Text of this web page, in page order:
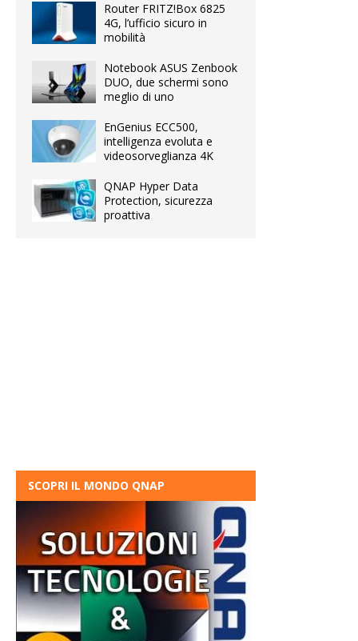
Router FRITZ!Box 6825
4G, l’ufficio sicuro in
mobilità
Notebook ASUS Zenbook
DUO, due schermi sono
meglio di uno
EnGenius ECC500,
intelligenza evoluta e
videosorveglianza 4K
QNAP Hyper Data
Protection, sicurezza
proattiva
SCOPRI IL MONDO QNAP